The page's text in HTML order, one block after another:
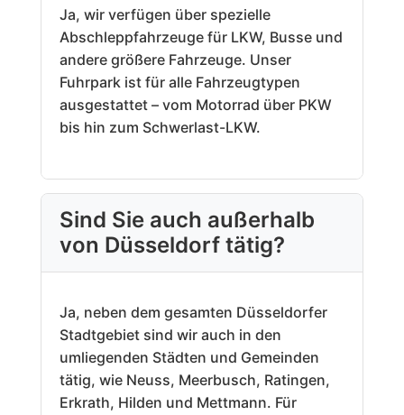
Ja, wir verfügen über spezielle
Abschleppfahrzeuge für LKW, Busse und
andere größere Fahrzeuge. Unser
Fuhrpark ist für alle Fahrzeugtypen
ausgestattet – vom Motorrad über PKW
bis hin zum Schwerlast-LKW.
Sind Sie auch außerhalb
von Düsseldorf tätig?
Ja, neben dem gesamten Düsseldorfer
Stadtgebiet sind wir auch in den
umliegenden Städten und Gemeinden
tätig, wie Neuss, Meerbusch, Ratingen,
Erkrath, Hilden und Mettmann. Für